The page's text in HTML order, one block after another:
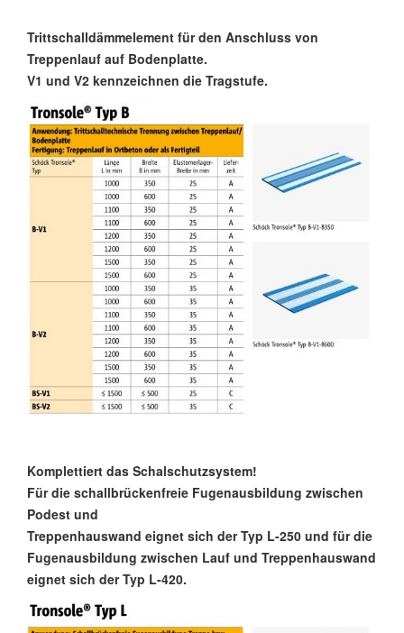
Trittschalldämmelement für den Anschluss von
Treppenlauf auf Bodenplatte.
V1 und V2 kennzeichnen die Tragstufe.
Komplettiert das Schalschutzsystem!
Für die schallbrückenfreie Fugenausbildung zwischen
Podest und
Treppenhauswand eignet sich der Typ L-250 und für die
Fugenausbildung zwischen Lauf und Treppenhauswand
eignet sich der Typ L-420.